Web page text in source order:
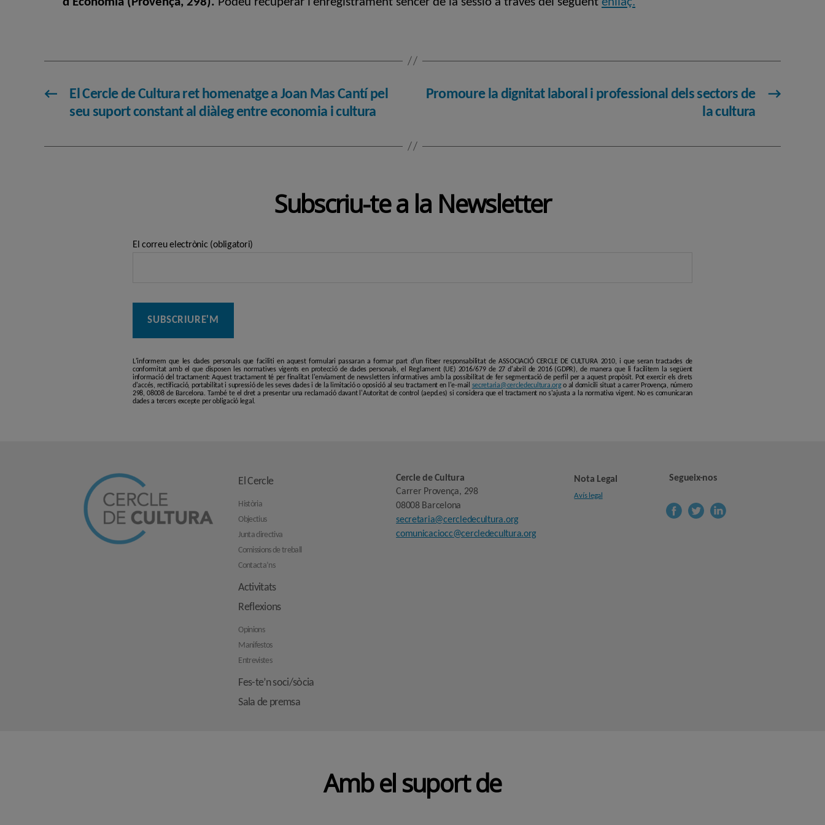
←
El Cercle de Cultura ret homenatge a Joan Mas Cantí pel
seu suport constant al diàleg entre economia i cultura
→
Promoure la dignitat laboral i professional dels sectors de
la cultura
Subscriu-te a la Newsletter
El correu electrònic (obligatori)
L'informem que les dades personals que faciliti en aquest formulari passaran a formar part d'un fitxer responsabilitat de ASSOCIACIÓ CERCLE DE CULTURA 2010, i que seran tractades de
conformitat amb el que disposen les normatives vigents en protecció de dades personals, el Reglament (UE) 2016/679 de 27 d'abril de 2016 (GDPR), de manera que li facilitem la següent
informació del tractament: Aquest tractament té per finalitat l'enviament de newsletters informatives amb la possibilitat de fer segmentació de perfil per a aquest propòsit. Pot exercir els drets
d'accés, rectificació, portabilitat i supressió de les seves dades i de la limitació o oposició al seu tractament en l'e-mail secretaria@cercledecultura.orgo al domicili situat a carrer Provença, número
298, 08008 de Barcelona. També te el dret a presentar una reclamació davant l'Autoritat de control (aepd.es) si considera que el tractament no s'ajusta a la normativa vigent. No es comunicaran
dades a tercers excepte per obligació legal.
El Cercle
Història
Objectius
Junta directiva
Comissions de treball
Contacta’ns
Activitats
Reflexions
Opinions
Manifestos
Entrevistes
Fes-te’n soci/sòcia
Sala de premsa
Cercle de Cultura
Carrer Provença, 298
08008 Barcelona
secretaria@cercledecultura.org
comunicaciocc@cercledecultura.org
Nota Legal
Avís legal
Segueix-nos
Amb el suport de